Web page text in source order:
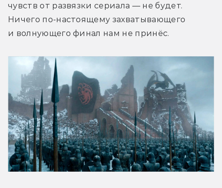
чувств от развязки сериала — не будет.
Ничего по-настоящему захватывающего
и волнующего финал нам не принёс.